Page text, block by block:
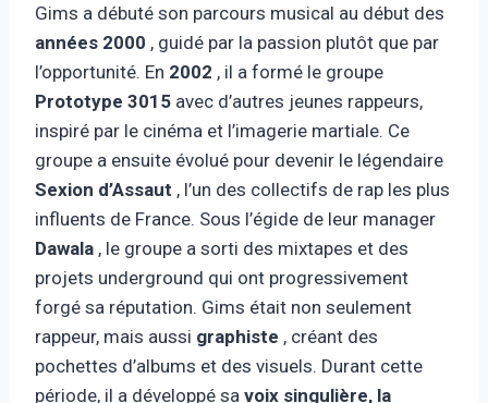
Gims a débuté son parcours musical au début des
années 2000 , guidé par la passion plutôt que par
l’opportunité. En 2002 , il a formé le groupe
Prototype 3015 avec d’autres jeunes rappeurs,
inspiré par le cinéma et l’imagerie martiale. Ce
groupe a ensuite évolué pour devenir le légendaire
Sexion d’Assaut , l’un des collectifs de rap les plus
influents de France. Sous l’égide de leur manager
Dawala , le groupe a sorti des mixtapes et des
projets underground qui ont progressivement
forgé sa réputation. Gims était non seulement
rappeur, mais aussi graphiste , créant des
pochettes d’albums et des visuels. Durant cette
période, il a développé sa voix singulière, la